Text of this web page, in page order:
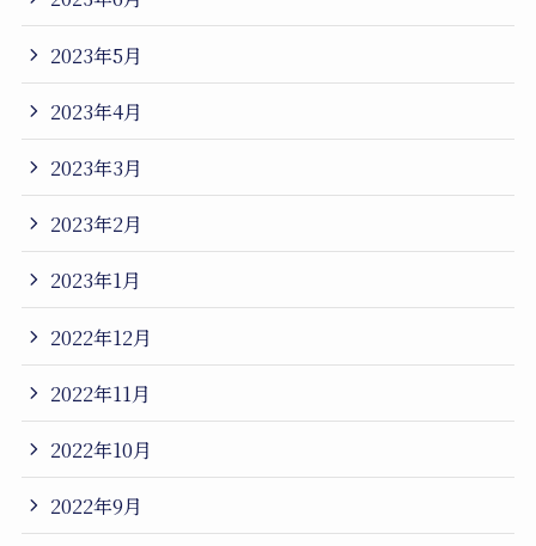
2023年5月
2023年4月
2023年3月
2023年2月
2023年1月
2022年12月
2022年11月
2022年10月
2022年9月